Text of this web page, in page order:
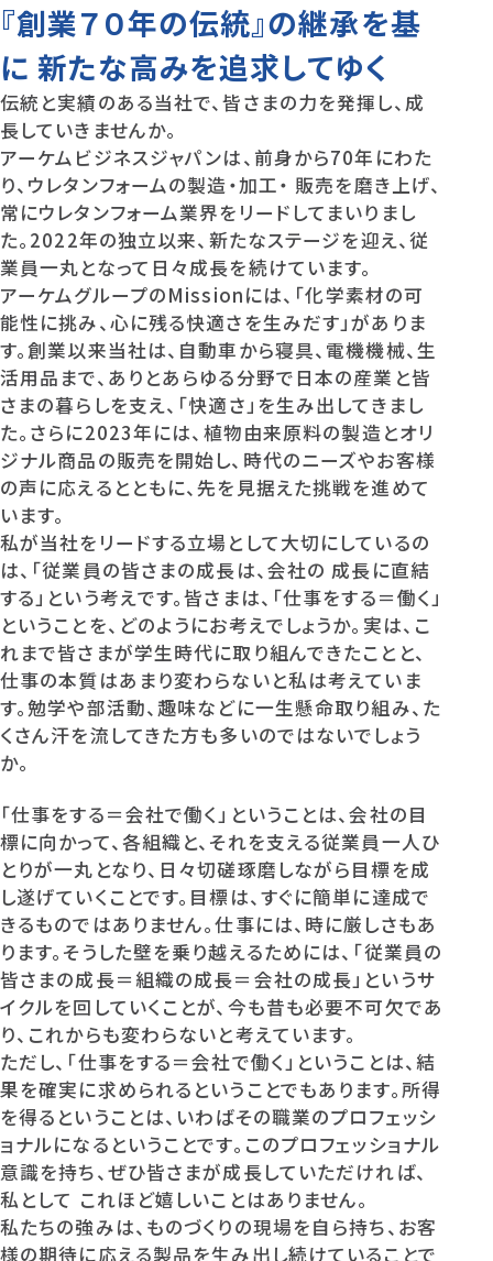
『創業７０年の伝統』の継承を基
に 新たな高みを追求してゆく
伝統と実績のある当社で、皆さまの力を発揮し、成
長していきませんか。
アーケムビジネスジャパンは、前身から70年にわた
り、ウレタンフォームの製造・加工・ 販売を磨き上げ、
常にウレタンフォーム業界をリードしてまいりまし
た。2022年の独立以来、新たなステージを迎え、従
業員一丸となって日々成長を続けています。
アーケムグループのMissionには、「化学素材の可
能性に挑み、心に残る快適さを生みだす」がありま
す。創業以来当社は、自動車から寝具、電機機械、生
活用品まで、ありとあらゆる分野で日本の産業と皆
さまの暮らしを支え、「快適さ」を生み出してきまし
た。さらに2023年には、植物由来原料の製造とオリ
ジナル商品の販売を開始し、時代のニーズやお客様
の声に応えるとともに、先を見据えた挑戦を進めて
います。
私が当社をリードする立場として大切にしているの
は、「従業員の皆さまの成長は、会社の 成長に直結
する」という考えです。皆さまは、「仕事をする＝働く」
ということを、どのようにお考えでしょうか。実は、こ
れまで皆さまが学生時代に取り組んできたことと、
仕事の本質はあまり変わらないと私は考えていま
す。勉学や部活動、趣味などに一生懸命取り組み、た
くさん汗を流してきた方も多いのではないでしょう
か。
「仕事をする＝会社で働く」ということは、会社の目
標に向かって、各組織と、それを支える従業員一人ひ
とりが一丸となり、日々切磋琢磨しながら目標を成
し遂げていくことです。目標は、すぐに簡単に達成で
きるものではありません。仕事には、時に厳しさもあ
ります。そうした壁を乗り越えるためには、「従業員の
皆さまの成長＝組織の成長＝会社の成長」というサ
イクルを回していくことが、今も昔も必要不可欠であ
り、これからも変わらないと考えています。
ただし、「仕事をする＝会社で働く」ということは、結
果を確実に求められるということでもあります。所得
を得るということは、いわばその職業のプロフェッシ
ョナルになるということです。このプロフェッショナル
意識を持ち、ぜひ皆さまが成長していただければ、
私として これほど嬉しいことはありません。
私たちの強みは、ものづくりの現場を自ら持ち、お客
様の期待に応える製品を生み出し続けていることで